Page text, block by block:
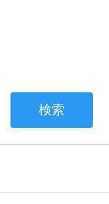
検索